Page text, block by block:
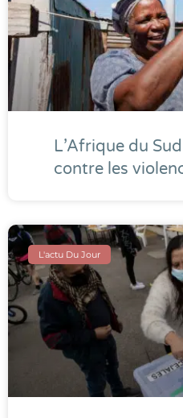
L’Afrique du
contre les
L'actu Du Jour